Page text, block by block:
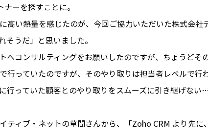
ーを探すことに。
高い熱量を感じたのが、今回ご協力いただいた株式会
うだ」と思いました。
へコンサルティングをお願いしたのですが、ちょうどそ
行っていたのですが、そのやり取りは担当者レベルで行
行っていた顧客とのやり取りをスムーズに引き継げな
ティブ・ネットの草間さんから、「Zoho CRM より先